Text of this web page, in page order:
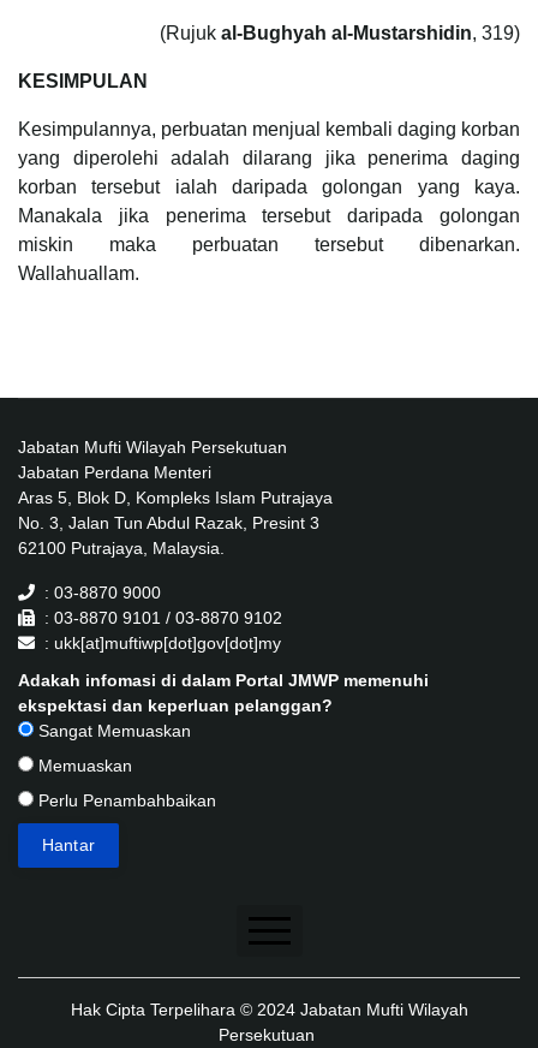
(Rujuk al-Bughyah al-Mustarshidin, 319)
KESIMPULAN
Kesimpulannya, perbuatan menjual kembali daging korban
yang diperolehi adalah dilarang jika penerima daging
korban tersebut ialah daripada golongan yang kaya.
Manakala jika penerima tersebut daripada golongan
miskin maka perbuatan tersebut dibenarkan.
Wallahuallam.
Jabatan Mufti Wilayah Persekutuan
Jabatan Perdana Menteri
Aras 5, Blok D, Kompleks Islam Putrajaya
No. 3, Jalan Tun Abdul Razak, Presint 3
62100 Putrajaya, Malaysia.
: 03-8870 9000
: 03-8870 9101 / 03-8870 9102
: ukk[at]muftiwp[dot]gov[dot]my
Adakah infomasi di dalam Portal JMWP memenuhi
ekspektasi dan keperluan pelanggan?
Sangat Memuaskan
Memuaskan
Perlu Penambahbaikan
Penafian
Dasar Keselamatan
Hak Cipta Terpelihara © 2024 Jabatan Mufti Wilayah
Persekutuan